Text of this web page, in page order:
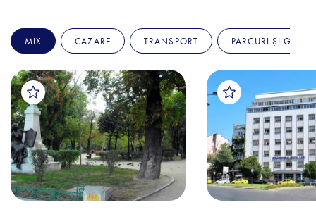
MIX CAZARE TRANSPORT PARCURI ȘI